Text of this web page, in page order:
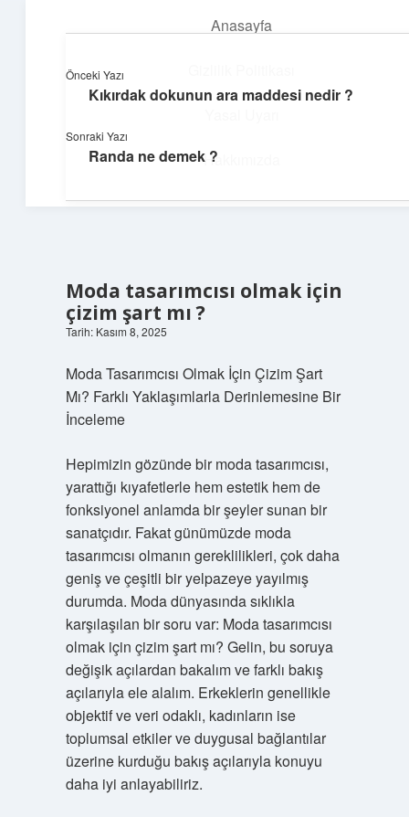
Anasayfa
Hakkımızda
Hayatına neşe katan kısa hikayeler!
Moda tasarımcısı olmak için
çizim şart mı ?
Tarih: Kasım 8, 2025
Moda Tasarımcısı Olmak İçin Çizim Şart
Mı? Farklı Yaklaşımlarla Derinlemesine Bir
İnceleme
Hepimizin gözünde bir moda tasarımcısı,
yarattığı kıyafetlerle hem estetik hem de
fonksiyonel anlamda bir şeyler sunan bir
sanatçıdır. Fakat günümüzde moda
tasarımcısı olmanın gereklilikleri, çok daha
geniş ve çeşitli bir yelpazeye yayılmış
durumda. Moda dünyasında sıklıkla
karşılaşılan bir soru var: Moda tasarımcısı
olmak için çizim şart mı? Gelin, bu soruya
değişik açılardan bakalım ve farklı bakış
açılarıyla ele alalım. Erkeklerin genellikle
objektif ve veri odaklı, kadınların ise
toplumsal etkiler ve duygusal bağlantılar
üzerine kurduğu bakış açılarıyla konuyu
daha iyi anlayabiliriz.
Önceki Yazı
Kıkırdak dokunun ara maddesi nedir ?
Sonraki Yazı
Randa ne demek ?